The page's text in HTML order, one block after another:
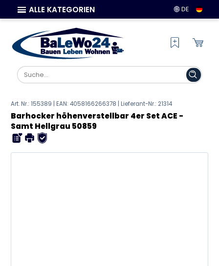
ALLE KATEGORIEN DE
Art. Nr.: 155389 | EAN:4058166266378 | Lieferant-Nr.: 21314
Barhocker höhenverstellbar 4er Set ACE -
Samt Hellgrau 50859